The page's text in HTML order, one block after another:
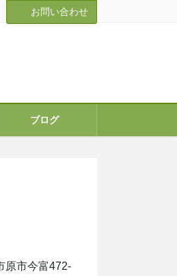
お問い合わせ
ブログ
原市今富472-